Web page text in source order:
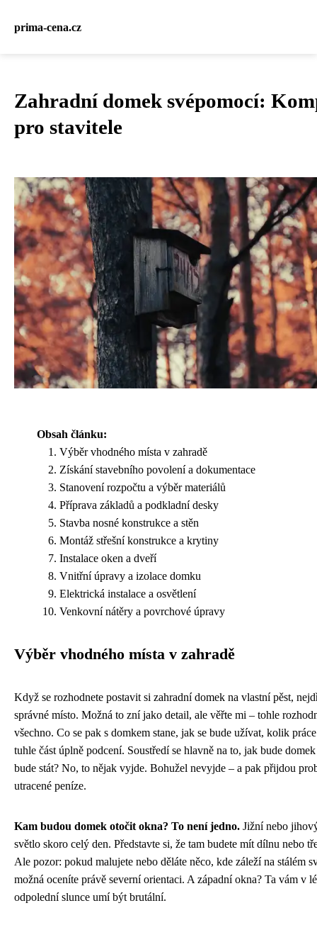
prima-cena.cz
Zahradní domek svépomocí:
pro stavitele
Obsah článku:
Výběr vhodného místa v zahradě
Získání stavebního povolení a dokumentace
Stanovení rozpočtu a výběr materiálů
Příprava základů a podkladní desky
Stavba nosné konstrukce a stěn
Montáž střešní konstrukce a krytiny
Instalace oken a dveří
Vnitřní úpravy a izolace domku
Elektrická instalace a osvětlení
Venkovní nátěry a povrchové úpravy
Výběr vhodného místa v zahradě
Když se rozhodnete postavit si zahradní domek na vlastní pěst,
správné místo. Možná to zní jako detail, ale věřte mi – tohle
všechno. Co se pak s domkem stane, jak se bude užívat, kolik
tuhle část úplně podcení. Soustředí se hlavně na to, jak bude
bude stát? No, to nějak vyjde. Bohužel nevyjde – a pak přijdou
utracené peníze.
Kam budou domek otočit okna? To není jedno. Jižní nebo
světlo skoro celý den. Představte si, že tam budete mít dílnu nebo
Ale pozor: pokud malujete nebo děláte něco, kde záleží na stálém
možná oceníte právě severní orientaci. A západní okna? Ta vám v
odpolední slunce umí být brutální.